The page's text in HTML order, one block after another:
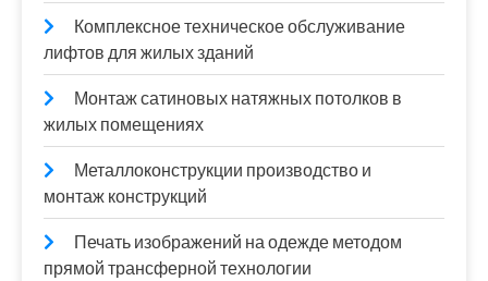
Комплексное техническое обслуживание
лифтов для жилых зданий
Монтаж сатиновых натяжных потолков в
жилых помещениях
Металлоконструкции производство и
монтаж конструкций
Печать изображений на одежде методом
прямой трансферной технологии